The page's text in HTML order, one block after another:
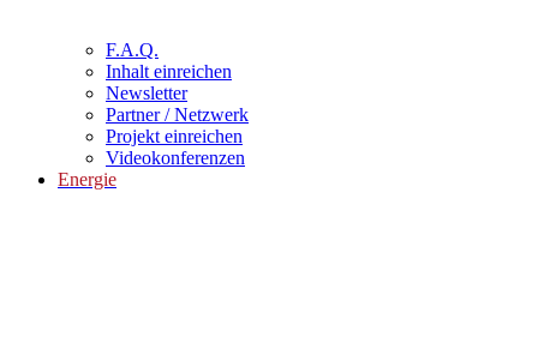
F.A.Q.
Inhalt einreichen
Newsletter
Partner / Netzwerk
Projekt einreichen
Videokonferenzen
Energie